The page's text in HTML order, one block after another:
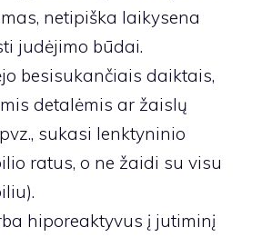
netipiška laikysena
judėjimo būdai.
besisukančiais daiktais,
detalėmis ar žaislų
sukasi lenktyninio
ratus, o ne žaidi su visu
hiporeaktyvus į jutiminį